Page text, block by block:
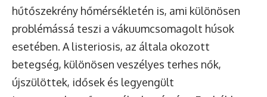
hűtőszekrény hőmérsékletén is, ami különösen
problémássá teszi a vákuumcsomagolt húsok
esetében. A listeriosis, az általa okozott
betegség, különösen veszélyes terhes nők,
újszülöttek, idősek és legyengült